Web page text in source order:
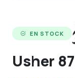
EN STOCK
Usher